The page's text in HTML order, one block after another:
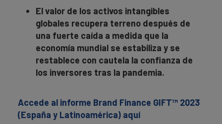
El valor de los activos intangibles
globales recupera terreno después de
una fuerte caída a medida que la
economía mundial se estabiliza y se
restablece con cautela la confianza de
los inversores tras la pandemia.
Accede al informe Brand Finance GIFT™ 2023
(España y Latinoamérica) aquí